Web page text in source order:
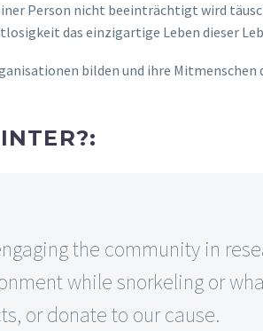
Person nicht beeinträchtigt wird
das einzigartige Leben dieser
bilden und ihre
the community in
while snorkeling or
or donate to our cause.